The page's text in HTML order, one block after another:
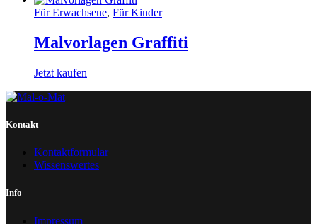
Für Erwachsene, Für Kinder
Malvorlagen Graffiti
Jetzt kaufen
Kontakt
Kontaktformular
Wissenswertes
Info
Impressum